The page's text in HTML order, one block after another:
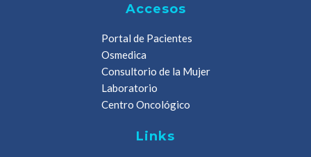
Accesos
Portal de Pacientes
Osmedica
Consultorio de la Mujer
Laboratorio
Centro Oncológico
Links